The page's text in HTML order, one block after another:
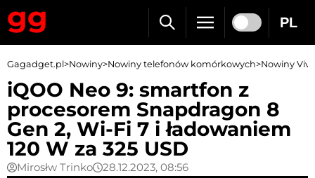
PL
Gagadget.pl>Nowiny>Nowiny telefonów komórkowych>Nowiny Vivo
iQOO Neo 9: smartfon z
procesorem Snapdragon 8
Gen 2, Wi-Fi 7 i ładowaniem
120 W za 325 USD
Mirosłw Trinko 28.12.2023, 08:56